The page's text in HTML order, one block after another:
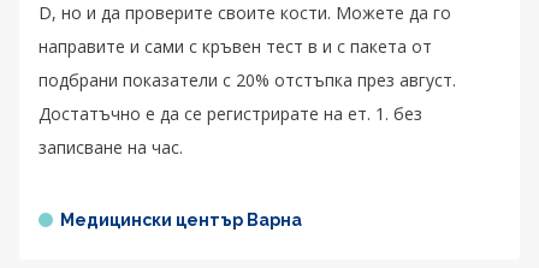
D, но и да проверите своите кости. Можете да го
направите и сами с кръвен тест в и с пакета от
подбрани показатели с 20% отстъпка през август.
Достатъчно е да се регистрирате на ет. 1. без
записване на час.
Медицински център Варна